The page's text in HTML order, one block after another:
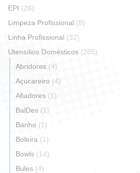
EPI (26)
Limpeza Profissional (8)
Linha Profissional (32)
Utensílios Domésticos (285)
Abridores (4)
Açucareiro (4)
Afiadores (1)
BalDes (1)
Banho (1)
Boleira (1)
Bowls (14)
Bules (4)